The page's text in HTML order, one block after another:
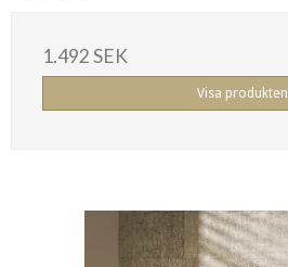
1.492 SEK
Visa produkten